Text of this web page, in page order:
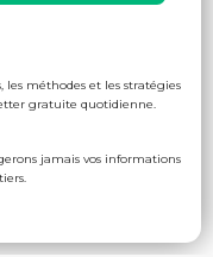
les méthodes et les stratégies
gratuite quotidienne.
jamais vos informations